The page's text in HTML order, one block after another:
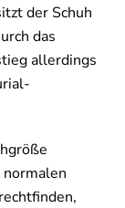
der Schuh
das
allerdings